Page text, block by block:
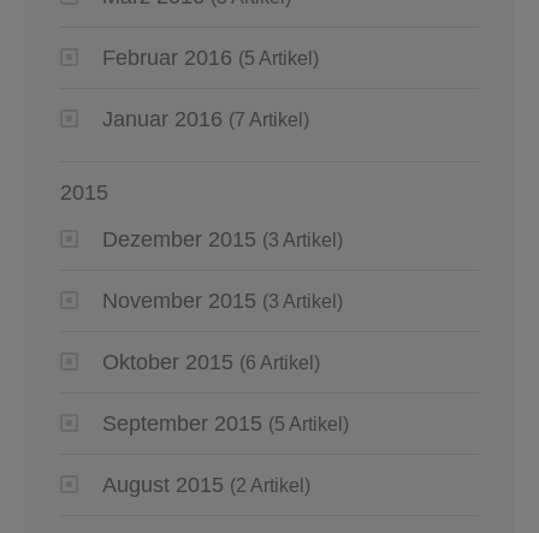
Februar 2016 (5 Artikel)
Januar 2016 (7 Artikel)
2015
Dezember 2015 (3 Artikel)
November 2015 (3 Artikel)
Oktober 2015 (6 Artikel)
September 2015 (5 Artikel)
August 2015 (2 Artikel)